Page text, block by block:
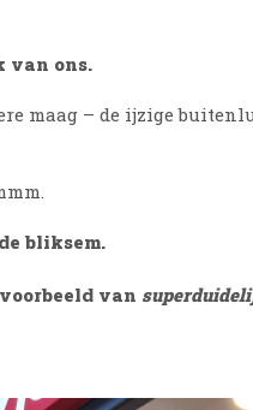
van ons.
maag – de ijzige
bliksem.
van